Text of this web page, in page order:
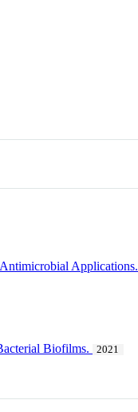
Applications.
Biofilms. 2021